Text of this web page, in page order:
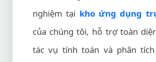
nghiệm tại kho ứng dụng
của chúng tôi, hỗ trợ toàn
tác vụ tính toán và phân